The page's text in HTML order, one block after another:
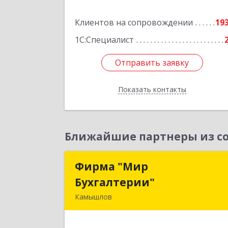
Клиентов на сопровождении
1С:Специалист
Отправить заявку
Показать контакты
Отправить заявку
Назад
Ближайшие партнеры из
Фирма "Мир
Бухгалтерии"
Камышлов
Бухгалтерии"